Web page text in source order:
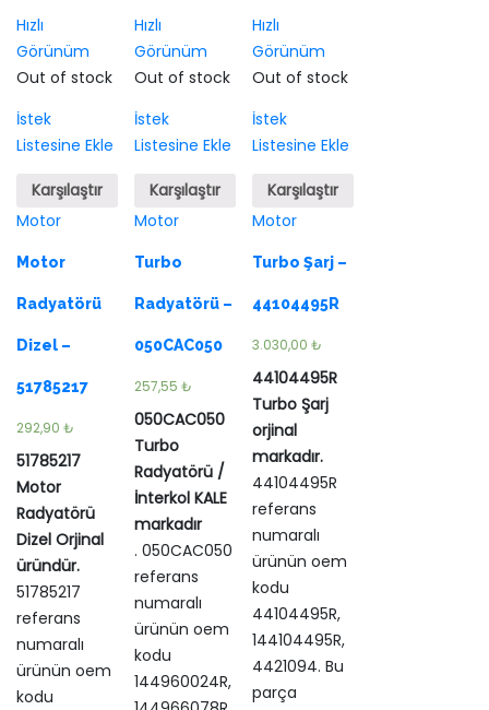
Hızlı
Görünüm
Out of stock
İstek
Listesine Ekle
Karşılaştır
Motor
Motor
Radyatörü
Dizel –
51785217
292,90 ₺
51785217
Motor
Radyatörü
Dizel Orjinal
üründür.
51785217
referans
numaralı
ürünün oem
kodu
Hızlı
Görünüm
Out of stock
İstek
Listesine Ekle
Karşılaştır
Motor
Turbo
Radyatörü –
050CAC050
257,55₺
050CAC050
Turbo
Radyatörü /
İnterkol KALE
markadır
. 050CAC050
referans
numaralı
ürünün oem
kodu
144960024R,
Hızlı
Görünüm
Out of stock
İstek
Listesine Ekle
Karşılaştır
Motor
Turbo Şarj –
44104495R
3.030,00₺
44104495R
Turbo Şarj
orjinal
markadır.
44104495R
referans
numaralı
ürünün oem
kodu
44104495R,
144104495R,
4421094. Bu
parça